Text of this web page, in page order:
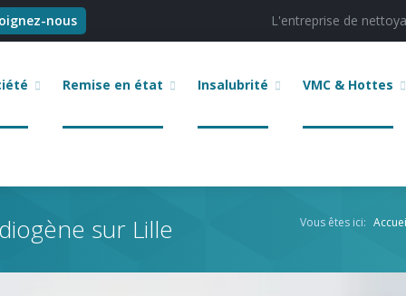
nous L'entreprise de
Remise en état Insalubrité VMC & Hottes
sur Lille Vous êtes ici: